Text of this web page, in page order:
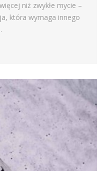
niż zwykłe mycie –
która wymaga innego